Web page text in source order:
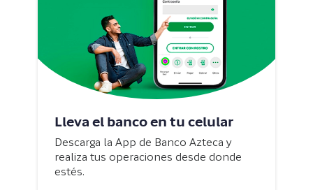
Lleva el banco en tu celular
Descarga la App de Banco Azteca y
realiza tus operaciones desde donde
estés.